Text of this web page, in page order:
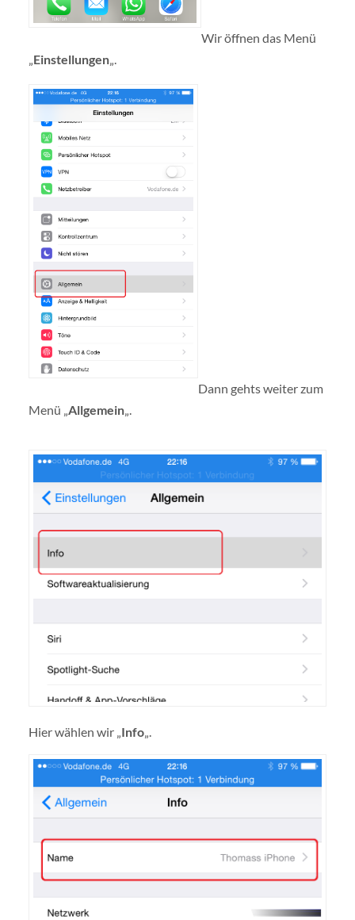
Wir öffnen das Menü
„Einstellungen„.
Dann gehts weiter zum
Menü „Allgemein„.
Hier wählen wir „Info„.